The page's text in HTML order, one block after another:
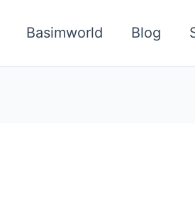
Basimworld Blog